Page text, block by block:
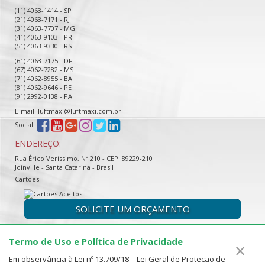
(11) 4063-1414 - SP
(21) 4063-7171 - RJ
(31) 4063-7707 - MG
(41) 4063-9103 - PR
(51) 4063-9330 - RS
(61) 4063-7175 - DF
(67) 4062-7282 - MS
(71) 4062-8955 - BA
(81) 4062-9646 - PE
(91) 2992-0138 - PA
E-mail: luftmaxi@luftmaxi.com.br
Social:
ENDEREÇO:
Rua Érico Veríssimo, Nº 210 - CEP: 89229-210
Joinville - Santa Catarina - Brasil
Cartões:
SOLICITE UM ORÇAMENTO
Termo de Uso e Política de Privacidade
Em observância à Lei nº 13.709/18 – Lei Geral de Proteção de ×